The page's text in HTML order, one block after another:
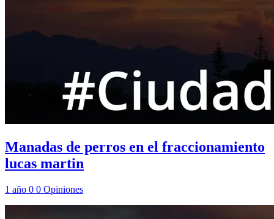
Manadas de perros en el fraccionamiento
lucas martin
1 año 0 0 Opiniones